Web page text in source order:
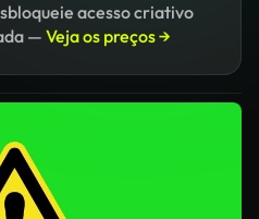
acesso criativo
— Veja os preços →